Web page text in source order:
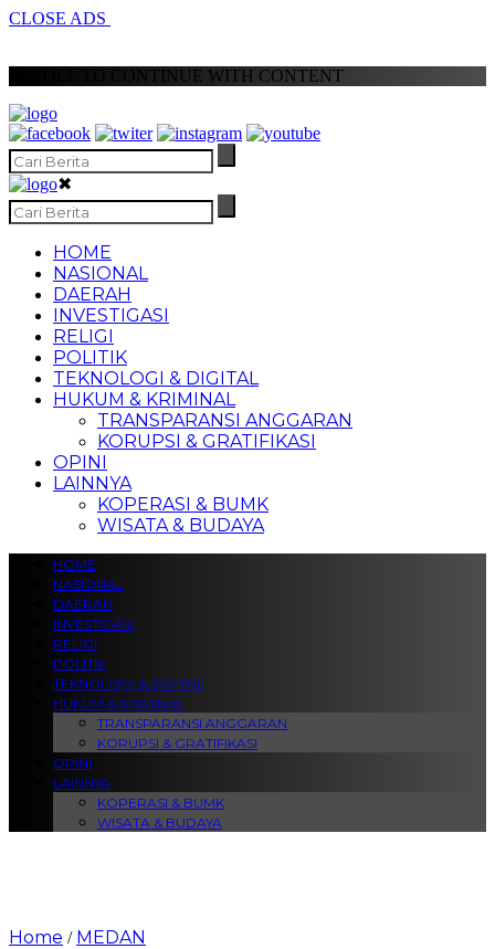
CLOSE ADS
SCROLL TO CONTINUE WITH CONTENT
✖
HOME
NASIONAL
DAERAH
INVESTIGASI
RELIGI
POLITIK
TEKNOLOGI & DIGITAL
HUKUM & KRIMINAL
TRANSPARANSI ANGGARAN
KORUPSI & GRATIFIKASI
OPINI
LAINNYA
KOPERASI & BUMK
WISATA & BUDAYA
HOME
NASIONAL
DAERAH
INVESTIGASI
RELIGI
POLITIK
TEKNOLOGI & DIGITAL
HUKUM & KRIMINAL
TRANSPARANSI ANGGARAN
KORUPSI & GRATIFIKASI
OPINI
LAINNYA
KOPERASI & BUMK
WISATA & BUDAYA
Home / MEDAN